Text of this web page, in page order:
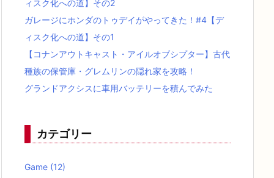
ィスク化への道】その2
ガレージにホンダのトゥデイがやってきた！#4【デ
ィスク化への道】その1
【コナンアウトキャスト・アイルオブシプター】古代
種族の保管庫・グレムリンの隠れ家を攻略！
グランドアクシスに車用バッテリーを積んでみた
カテゴリー
Game (12)